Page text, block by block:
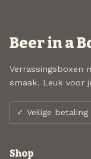
Beer in a
Verrassingsboxen
smaak. Leuk voor
✓ Veilige betaling
Shop